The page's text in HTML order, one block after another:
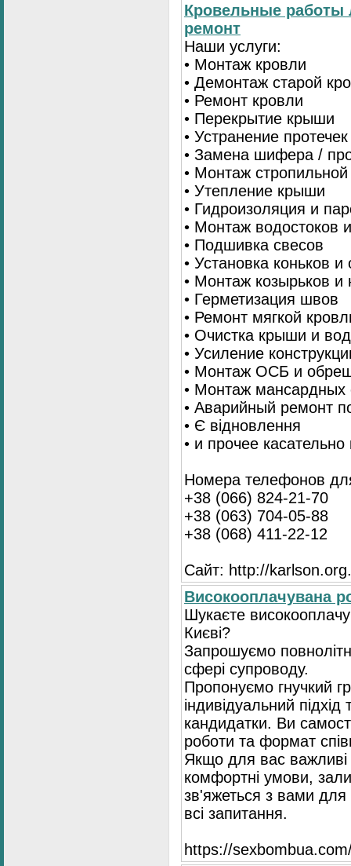
Кровельные
ремонт
Наши услуги:
• Монтаж кровли
• Демонтаж старой
• Ремонт кровли
• Перекрытие крыши
• Устранение протечек
• Замена шифера /
• Монтаж
• Утепление крыши
• Гидроизоляция и
• Монтаж водостоков
• Подшивка свесов
• Установка коньков и
• Монтаж козырьков и
• Герметизация швов
• Ремонт мягкой
• Очистка крыши и
• Усиление
• Монтаж ОСБ и
• Монтаж мансардных
• Аварийный ремонт
• Є відновлення
• и прочее
Номера телефонов
+38 (066) 824-21-70
+38 (063) 704-05-88
+38 (068) 411-22-12
Сайт: http://
Високооплачувана
Шукаєте
Києві?
Запрошуємо
сфері супроводу.
Пропонуємо гнучкий
індивідуальний
кандидатки. Ви
роботи та формат
Якщо для вас важливі
комфортні умови,
зв'яжеться з вами для
всі запитання.
https://